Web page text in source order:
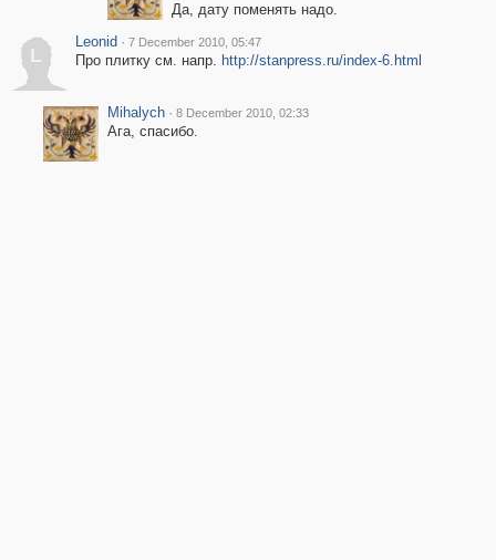
Да, дату поменять надо.
L
Leonid · 7 December 2010, 05:47
Про плитку см. напр. http://stanpress.ru/index-6.html
Mihalych · 8 December 2010, 02:33
Ага, спасибо.